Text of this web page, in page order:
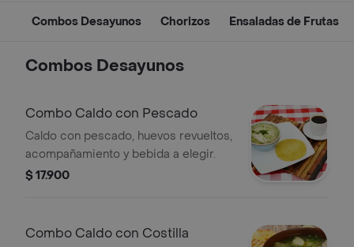
Combos Desayunos Chorizos Ensaladas de Frutas
Combos Desayunos
Combo Caldo con Pescado
Caldo con pescado, huevos revueltos,
acompañamiento y bebida a elegir.
$ 17.900
Combo Caldo con Costilla